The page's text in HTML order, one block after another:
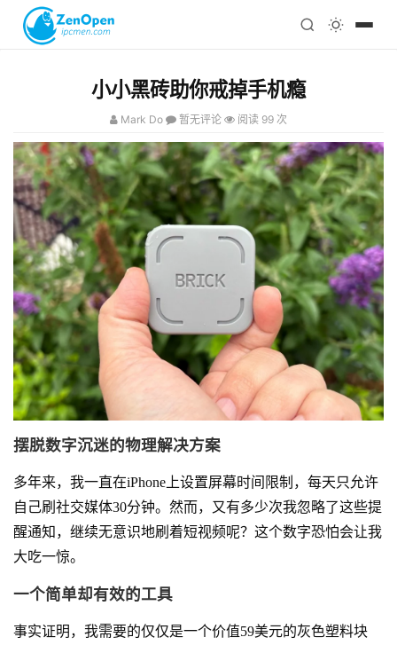
科技
注册
小小黑砖助你戒掉手机瘾
Mark Do 暂无评论 阅读 99 次
摆脱数字沉迷的物理解决方案
多年来，我一直在iPhone上设置屏幕时间限制，每天只允许
自己刷社交媒体30分钟。然而，又有多少次我忽略了这些提
醒通知，继续无意识地刷着短视频呢？这个数字恐怕会让我
大吃一惊。
一个简单却有效的工具
事实证明，我需要的仅仅是一个价值59美元的灰色塑料块